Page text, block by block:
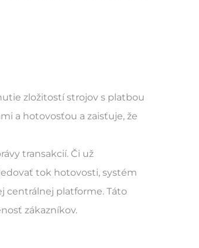
zložitostí strojov s platbou
a hotovosťou a zaisťuje, že
transakcií. Či už
tok hotovosti, systém
centrálnej platforme. Táto
zákazníkov.